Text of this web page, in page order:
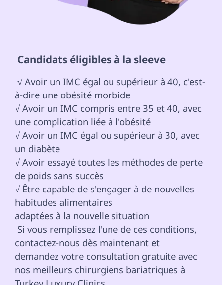
Candidats éligibles à la sleeve
à-dire une obésité morbide
√ Avoir un IMC compris entre 35 et 40, avec
une complication liée à l'obésité
√ Avoir un IMC égal ou supérieur à 30, avec
un diabète
√ Avoir essayé toutes les méthodes de perte
de poids sans succès
√ Être capable de s'engager à de nouvelles
habitudes alimentaires
adaptées à la nouvelle situation
contactez-nous dès maintenant et
demandez votre consultation gratuite avec
nos meilleurs chirurgiens bariatriques à